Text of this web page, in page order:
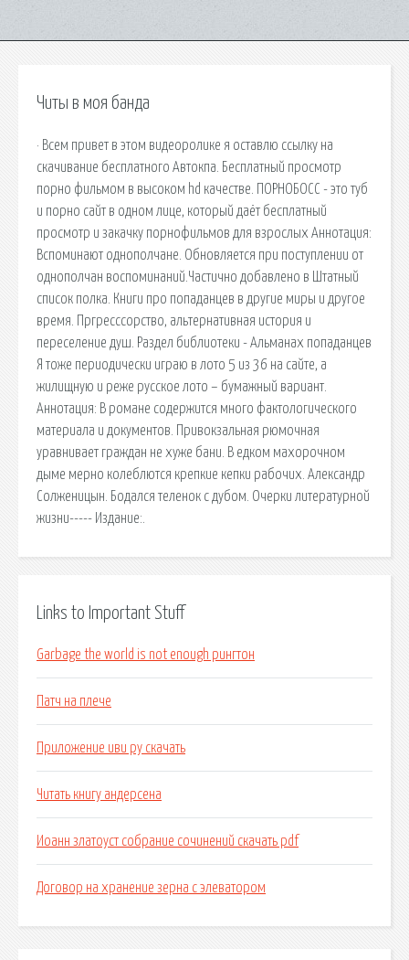
Читы в моя банда
· Всем привет в этом видеоролике я оставлю ссылку на
скачивание бесплатного Автокпа. Бесплатный просмотр
порно фильмом в высоком hd качестве. ПОРНОБОСС - это туб
и порно сайт в одном лице, который даёт бесплатный
просмотр и закачку порнофильмов для взрослых Аннотация:
Вспоминают однополчане. Обновляется при поступлении от
однополчан воспоминаний.Частично добавлено в Штатный
список полка. Книги про попаданцев в другие миры и другое
время. Пргресссорство, альтернативная история и
переселение душ. Раздел библиотеки - Альманах попаданцев
Я тоже периодически играю в лото 5 из 36 на сайте, а
жилищную и реже русское лото – бумажный вариант.
Аннотация: В романе содержится много фактологического
материала и документов. Привокзальная рюмочная
уравнивает граждан не хуже бани. В едком махорочном
дыме мерно колеблются крепкие кепки рабочих. Александр
Солженицын. Бодался теленок с дубом. Очерки литературной
жизни----- Издание:.
Links to Important Stuff
Garbage the world is not enough рингтон
Патч на плече
Приложение иви ру скачать
Читать книгу андерсена
Иоанн златоуст собрание сочинений скачать pdf
Договор на хранение зерна с элеватором